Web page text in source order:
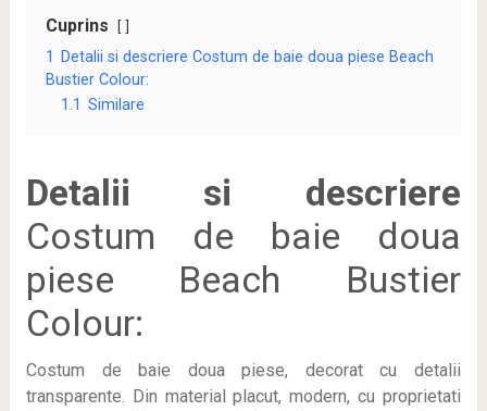
Cuprins
1
Detalii si descriere Costum de baie doua piese Beach
Bustier Colour:
1.1 Similare
Detalii si descriere
Costum de baie doua
piese Beach Bustier
Colour:
Costum de baie doua piese, decorat cu detalii
transparente. Din material placut, modern, cu proprietati